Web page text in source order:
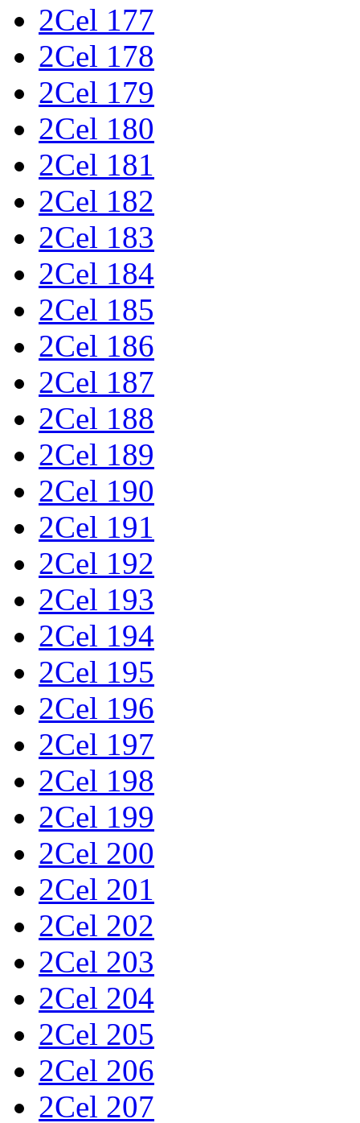
2Cel 177
2Cel 178
2Cel 179
2Cel 180
2Cel 181
2Cel 182
2Cel 183
2Cel 184
2Cel 185
2Cel 186
2Cel 187
2Cel 188
2Cel 189
2Cel 190
2Cel 191
2Cel 192
2Cel 193
2Cel 194
2Cel 195
2Cel 196
2Cel 197
2Cel 198
2Cel 199
2Cel 200
2Cel 201
2Cel 202
2Cel 203
2Cel 204
2Cel 205
2Cel 206
2Cel 207